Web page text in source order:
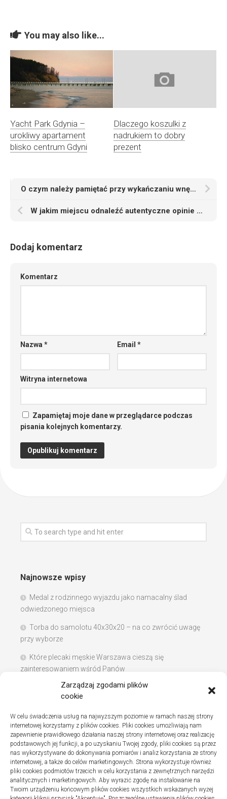
Zarządzaj zgodami plików
cookie
W celu świadczenia usług na najwyższym poziomie w ramach naszej strony
internetowej korzystamy z plików cookies. Pliki cookies umożliwiają nam
zapewnienie prawidłowego działania naszej strony internetowej oraz realizację
podstawowych jej funkcji, a po uzyskaniu Twojej zgody, pliki cookies są przez
nas wykorzystywane do dokonywania pomiarów i analiz korzystania ze strony
internetowej, a także do celów marketingowych. Strona wykorzystuje również
pliki cookies podmiotów trzecich w celu korzystania z zewnętrznych narzędzi
analitycznych i marketingowych. Aby wyrazić zgodę na instalowanie na
Twoim urządzeniu końcowym plików cookies wszystkich wskazanych wyżej
You may also like...
Yacht Park Gdynia –
urokliwy apartament
blisko centrum Gdyni
Dlaczego koszulki z
nadrukiem to dobry
prezent
O czym należy pamiętać przy wykańczaniu wnętrza swojego domu
W jakim miejscu odnaleźć autentyczne opinie na temat lekarza?
Dodaj komentarz
Komentarz
Nazwa* Email*
Witryna internetowa
Zapamiętaj moje dane w przeglądarce podczas
pisania kolejnych komentarzy.
Najnowsze wpisy
Medal z rodzinnego wyjazdu jako namacalny ślad
odwiedzonego miejsca
Torba do samolotu 40x30x20 – na co zwrócić uwagę
przy wyborze
Które plecaki męskie Warszawa cieszą się
zainteresowaniem wśród Panów
Instalacje sanitarne w szpitalach – jak wybrać dobrą
Na co zwracać uwagę podczas szukania noclegów
nad Bałtykiem
Najnowsze komentarze
GosiaoFizjoterapia – jak ekspresowo przywrócić